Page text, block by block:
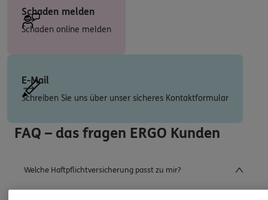
Schaden melden
Schaden online melden
E-Mail
Schreiben Sie uns über unser sicheres Kontaktformular
FAQ – das fragen ERGO Kunden
Welche Haftpflichtversicherung passt zu mir?